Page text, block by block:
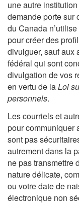
une autre
demande porte sur
du Canada
pour créer des
divulguer, sauf aux
fédéral qui sont
divulgation de vos
en vertu de laLoi
personnels.
Les courriels et
pour communiquer
sont pas
autrement dans la
ne pas transmettre
nature délicate,
ou votre date de
électronique non